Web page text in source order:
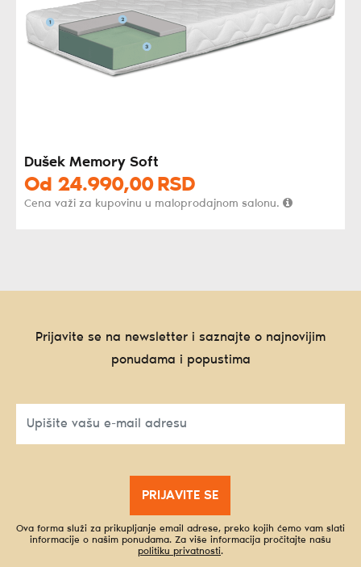
Dušek Memory Soft
Od 24.990,00 RSD
Cena važi za kupovinu u maloprodajnom salonu.
Prijavite se na newsletter i saznajte o najnovijim
ponudama i popustima
PRIJAVITE SE
Ova forma služi za prikupljanje email adrese, preko kojih ćemo vam slati
informacije o našim ponudama. Za više informacija pročitajte našu
politiku privatnosti.